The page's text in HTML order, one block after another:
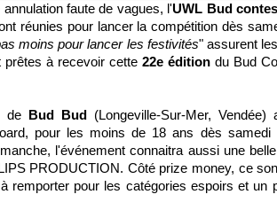
faute de vagues, l'UWL Bud
réunies pour lancer la compétition dès
moins pour lancer les festivités" assurent
prêtes à recevoir cette 22e édition du Bud
de Bud Bud (Longeville-Sur-Mer, Vendée)
pour les moins de 18 ans dès samedi
l'événement connaitra aussi une
PRODUCTION. Côté prize money, ce
remporter pour les catégories espoirs et un